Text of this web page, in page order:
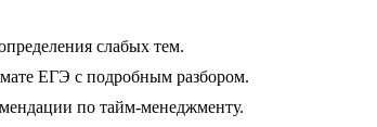
слабых тем.
ЕГЭ с подробным разбором.
по тайм-менеджменту.